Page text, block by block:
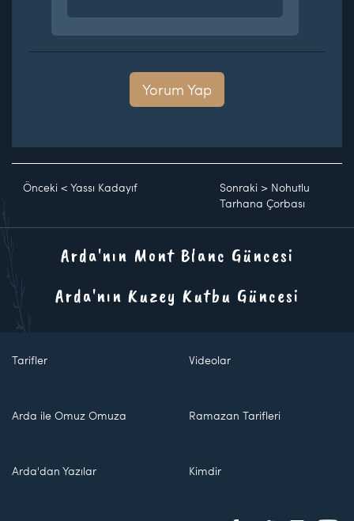
Yorum Yap
Önceki < Yassı Kadayıf Sonraki > Nohutlu
Tarhana Çorbası
Arda'nın Mont Blanc Güncesi
Arda'nın Kuzey Kutbu Güncesi
Tarifler Videolar
Arda ile Omuz Omuza Ramazan Tarifleri
Arda'dan Yazılar Kimdir